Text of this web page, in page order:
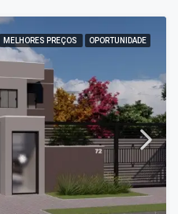
MELHORES PREÇOS OPORTUNIDADE